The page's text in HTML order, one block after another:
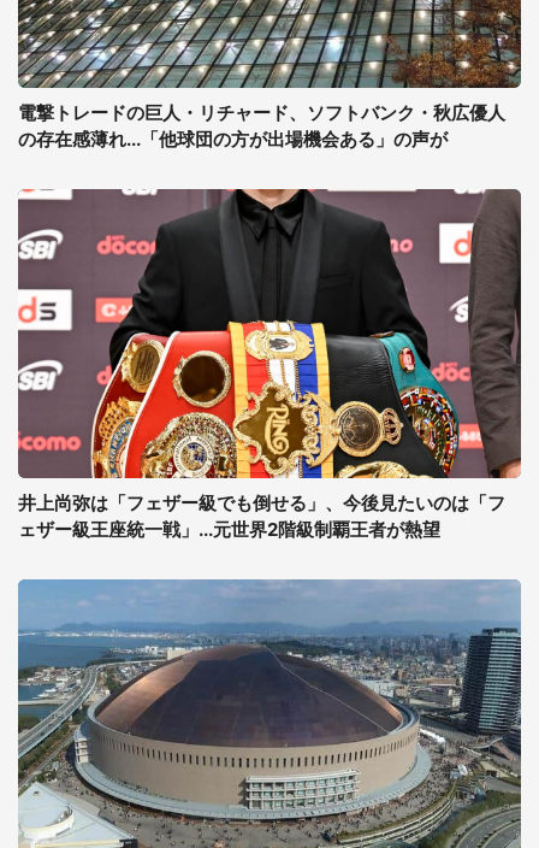
電撃トレードの巨人・リチャード、ソフトバンク・秋広優人
の存在感薄れ...「他球団の方が出場機会ある」の声が
井上尚弥は「フェザー級でも倒せる」、今後見たいのは「フ
ェザー級王座統一戦」...元世界2階級制覇王者が熱望